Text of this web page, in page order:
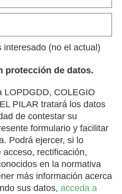
(no el actual)
protección de datos.
LOPDGDD, COLEGIO
PILAR tratará los datos
de contestar su
formulario y facilitar
Podrá ejercer, si lo
rectificación,
en la normativa
más información acerca
sus datos, acceda a